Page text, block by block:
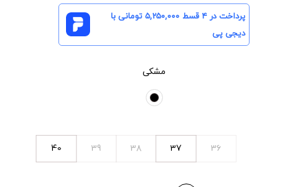
پرداخت در ۴ قسط ۵,۲۵۰,۰۰۰تومانی با
دیجی پی
مشکی
36
37
38
39
40